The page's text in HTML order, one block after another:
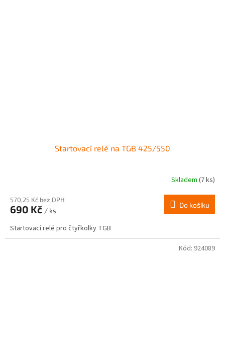
Startovací relé na TGB 425/550
Skladem (7 ks)
570,25 Kč bez DPH
690 Kč / ks
Do košíku
Startovací relé pro čtyřkolky TGB
Kód: 924089